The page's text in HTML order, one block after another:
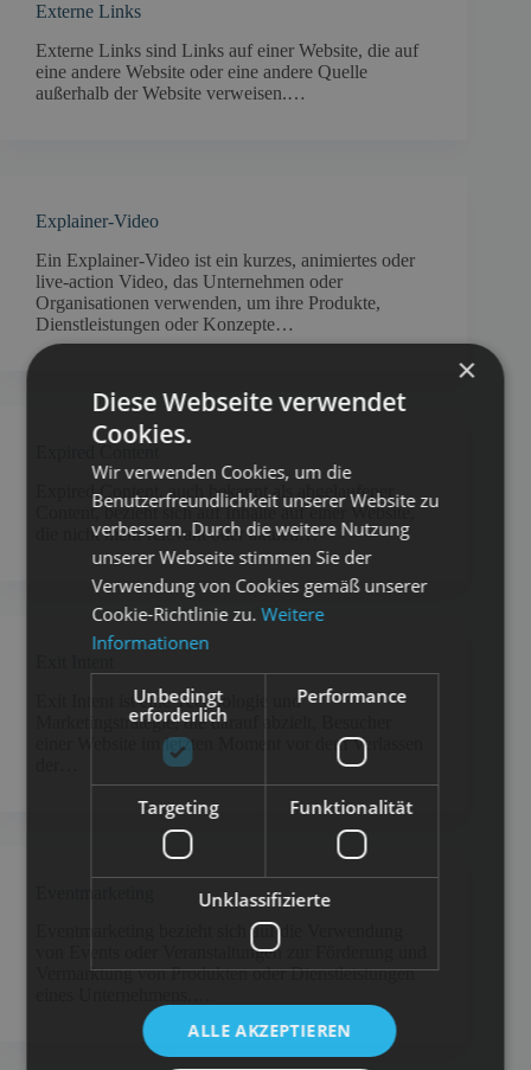
Externe Links
Externe Links sind Links auf einer Website, die auf
eine andere Website oder eine andere Quelle
außerhalb der Website verweisen.…
Explainer-Video
Ein Explainer-Video ist ein kurzes, animiertes oder
live-action Video, das Unternehmen oder
Organisationen verwenden, um ihre Produkte,
Dienstleistungen oder Konzepte…
Expired Content, auch bekannt als abgelaufener
Content, bezieht sich auf Inhalte auf einer Website,
die nicht mehr relevant oder aktuell…
Exit Intent ist eine Technologie und
Marketingstrategie, die darauf abzielt, Besucher
einer Website im letzten Moment vor dem Verlassen
Eventmarketing bezieht sich auf die Verwendung
von Events oder Veranstaltungen zur Förderung und
Vermarktung von Produkten oder Dienstleistungen
×
Diese Webseite verwendet
Cookies.
Wir verwenden Cookies, um die
Benutzerfreundlichkeit unserer Website zu
verbessern. Durch die weitere Nutzung
unserer Webseite stimmen Sie der
Verwendung von Cookies gemäß unserer
Cookie-Richtlinie zu.Weitere
Informationen
Unbedingt
erforderlich
Performance
Targeting Funktionalität
Unklassifizierte
ALLE AKZEPTIEREN